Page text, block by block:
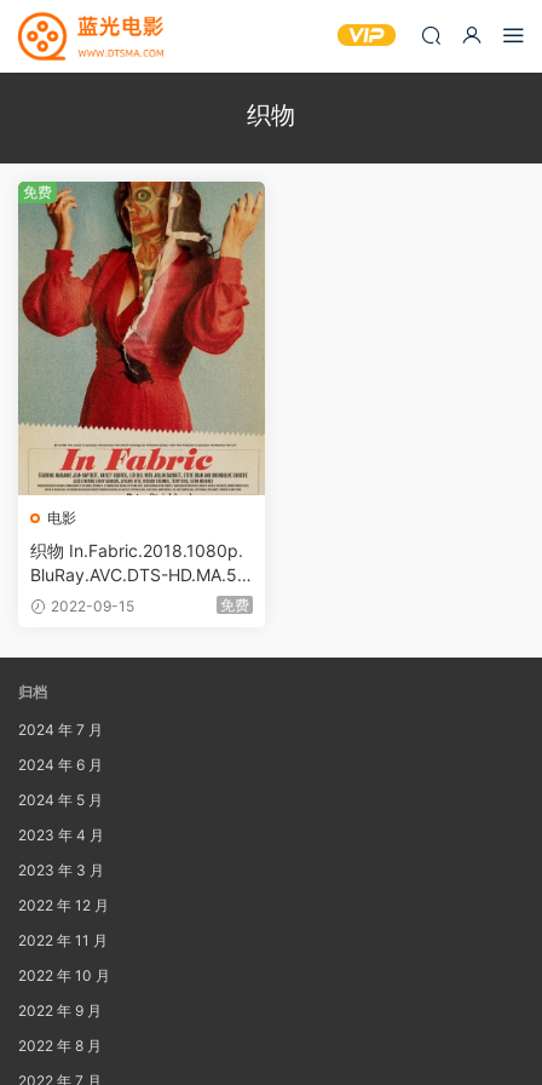
织物
电影
织物 In.Fabric.2018.1080p.
BluRay.AVC.DTS-HD.MA.5.1
[BDMV 38.09GB]
2022-09-15 免费
免费
归档
2024 年 7 月
2024 年 6 月
2024 年 5 月
2023 年 4 月
2023 年 3 月
2022 年 12 月
2022 年 11 月
2022 年 10 月
2022 年 9 月
2022 年 8 月
2022 年 7 月